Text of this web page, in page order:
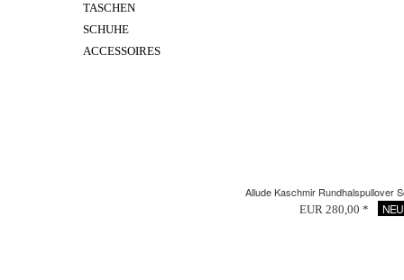
TASCHEN
SCHUHE
ACCESSOIRES
Allude Kaschmir Rundhalspullover
EUR 280,00 * NEU